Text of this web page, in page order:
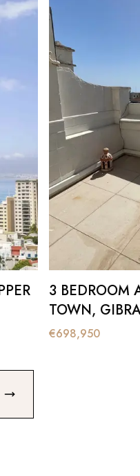
3 BEDROOM
TOWN,
€698,950
SLIDE
NEXT SLIDE